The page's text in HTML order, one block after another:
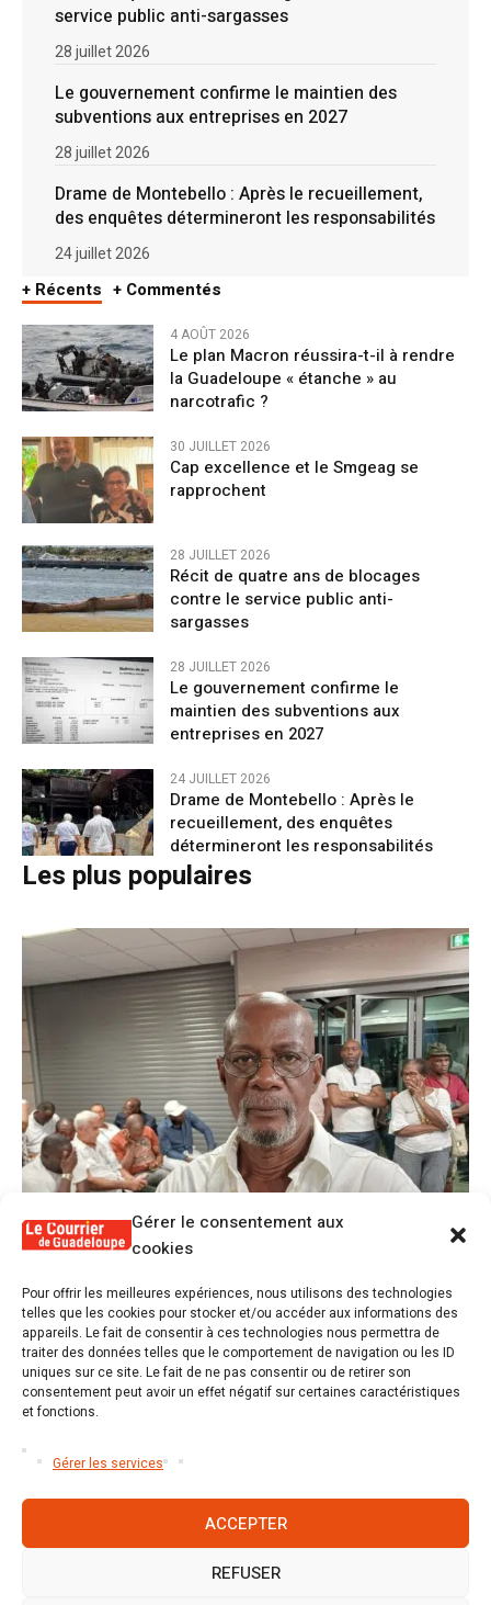
Gérer le consentement aux
cookies
Pour offrir les meilleures expériences, nous utilisons des technologies
telles que les cookies pour stocker et/ou accéder aux informations des
appareils. Le fait de consentir à ces technologies nous permettra de
traiter des données telles que le comportement de navigation ou les ID
uniques sur ce site. Le fait de ne pas consentir ou de retirer son
consentement peut avoir un effet négatif sur certaines caractéristiques
et fonctions.
Gérer les services
ACCEPTER
REFUSER
service public anti-sargasses
28 juillet 2026
Le gouvernement confirme le maintien des
subventions aux entreprises en 2027
28 juillet 2026
Drame de Montebello : Après le recueillement,
des enquêtes détermineront les responsabilités
24 juillet 2026
+ Récents + Commentés
4 AOÛT 2026
Le plan Macron réussira-t-il à rendre
la Guadeloupe « étanche » au
narcotrafic ?
30 JUILLET 2026
Cap excellence et le Smgeag se
rapprochent
28 JUILLET 2026
Récit de quatre ans de blocages
contre le service public anti-
sargasses
28 JUILLET 2026
Le gouvernement confirme le
maintien des subventions aux
entreprises en 2027
24 JUILLET 2026
Drame de Montebello : Après le
recueillement, des enquêtes
détermineront les responsabilités
Les plus populaires
1 Alex Lollia : « Cédric Cornet développait
une forme de populisme qui aurait pu se
transformer en macoutisme »
2